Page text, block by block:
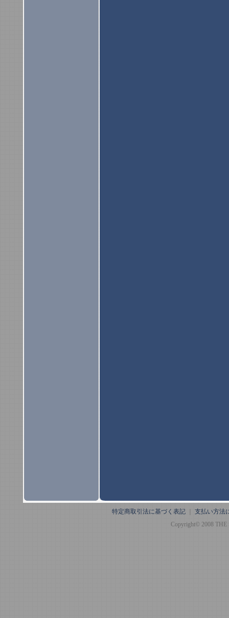
特定商取引法に基づく表記
支払い方法
Copyright© 2008 THE